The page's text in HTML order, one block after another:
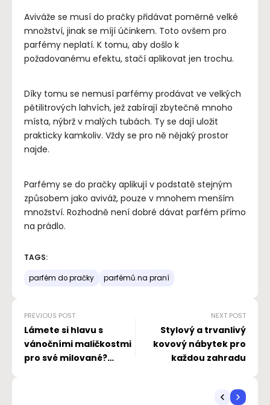
Aviváže se musí do pračky přidávat poměrně velké
množství, jinak se míjí účinkem. Toto ovšem pro
parfémy neplatí. K tomu, aby došlo k
požadovanému efektu, stačí aplikovat jen trochu.
Díky tomu se nemusí parfémy prodávat ve velkých
pětilitrových lahvích, jež zabírají zbytečně mnoho
místa, nýbrž v malých tubách. Ty se dají uložit
prakticky kamkoliv. Vždy se pro ně nějaký prostor
najde.
Parfémy se do pračky aplikují v podstatě stejným
způsobem jako aviváž, pouze v mnohem menším
množství. Rozhodně není dobré dávat parfém přímo
na prádlo.
TAGS:
parfém do pračky parfémů na praní
PREVIOUS POST
Lámete si hlavu s
vánočními maličkostmi
pro své milované?
NEXT POST
Stylový a trvanlivý
kovový nábytek pro
každou zahradu